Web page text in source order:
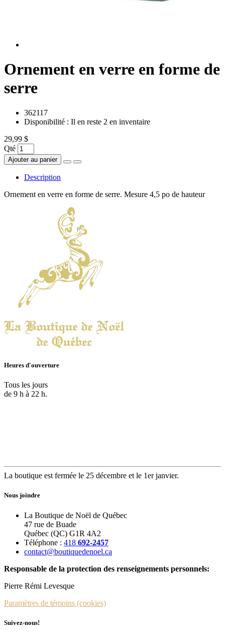
Ornement en verre en forme de
serre
362117
Disponibilité : Il en reste 2 en inventaire
29,99 $
Qté
Ajouter au panier
Description
Ornement en verre en forme de serre. Mesure 4,5 po de hauteur
Heures d'ouverture
Tous les jours
de 9 h à 22 h.
La boutique est fermée le 25 décembre et le 1er janvier.
Nous joindre
La Boutique de Noël de Québec
47 rue de Buade
Québec (QC) G1R 4A2
Téléphone : 418 692-2457
contact@boutiquedenoel.ca
Responsable de la protection des renseignements personnels:
Pierre Rémi Levesque
Paramètres de témoins (cookies)
Suivez-nous!